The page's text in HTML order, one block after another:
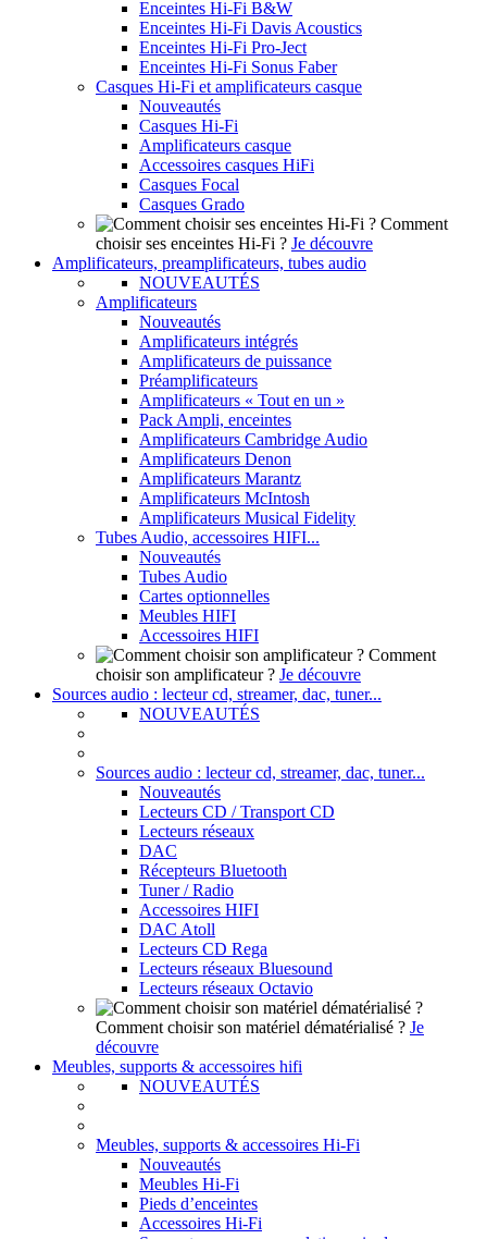
Enceintes Hi-Fi B&W
Enceintes Hi-Fi Davis Acoustics
Enceintes Hi-Fi Pro-Ject
Enceintes Hi-Fi Sonus Faber
Casques Hi-Fi et amplificateurs casque
Nouveautés
Casques Hi-Fi
Amplificateurs casque
Accessoires casques HiFi
Casques Focal
Casques Grado
Comment
choisir ses enceintes Hi-Fi ? Je découvre
Amplificateurs, preamplificateurs, tubes audio
NOUVEAUTÉS
Amplificateurs
Nouveautés
Amplificateurs intégrés
Amplificateurs de puissance
Préamplificateurs
Amplificateurs « Tout en un »
Pack Ampli, enceintes
Amplificateurs Cambridge Audio
Amplificateurs Denon
Amplificateurs Marantz
Amplificateurs McIntosh
Amplificateurs Musical Fidelity
Tubes Audio, accessoires HIFI...
Nouveautés
Tubes Audio
Cartes optionnelles
Meubles HIFI
Accessoires HIFI
Comment
choisir son amplificateur ? Je découvre
Sources audio : lecteur cd, streamer, dac, tuner...
NOUVEAUTÉS
Sources audio : lecteur cd, streamer, dac, tuner...
Nouveautés
Lecteurs CD / Transport CD
Lecteurs réseaux
DAC
Récepteurs Bluetooth
Tuner / Radio
Accessoires HIFI
DAC Atoll
Lecteurs CD Rega
Lecteurs réseaux Bluesound
Lecteurs réseaux Octavio
Comment choisir son matériel dématérialisé ? Je
découvre
Meubles, supports & accessoires hifi
NOUVEAUTÉS
Meubles, supports & accessoires Hi-Fi
Nouveautés
Meubles Hi-Fi
Pieds d’enceintes
Accessoires Hi-Fi